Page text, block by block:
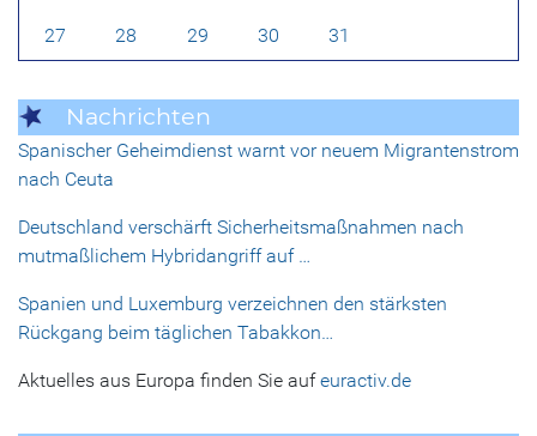
27 28 29 30 31
Nachrichten
Spanischer Geheimdienst warnt vor neuem Migrantenstrom
nach Ceuta
Deutschland verschärft Sicherheitsmaßnahmen nach
mutmaßlichem Hybridangriff auf …
Spanien und Luxemburg verzeichnen den stärksten
Rückgang beim täglichen Tabakkon…
Aktuelles aus Europa finden Sie aufeuractiv.de